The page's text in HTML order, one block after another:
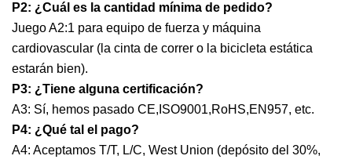
P2: ¿Cuál es la cantidad mínima de pedido?
Juego A2:1 para equipo de fuerza y ​​máquina
cardiovascular (la cinta de correr o la bicicleta estática
estarán bien).
P3: ¿Tiene alguna certificación?
A3: Sí, hemos pasado CE,ISO9001,RoHS,EN957, etc.
P4: ¿Qué tal el pago?
A4: Aceptamos T/T, L/C, West Union (depósito del 30%,